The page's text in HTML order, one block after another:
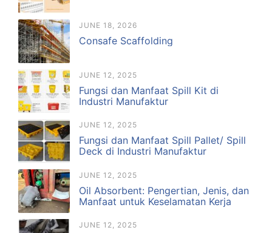
JUNE 18, 2026
Consafe Scaffolding
JUNE 12, 2025
Fungsi dan Manfaat Spill Kit di
Industri Manufaktur
JUNE 12, 2025
Fungsi dan Manfaat Spill Pallet/ Spill
Deck di Industri Manufaktur
JUNE 12, 2025
Oil Absorbent: Pengertian, Jenis, dan
Manfaat untuk Keselamatan Kerja
JUNE 12, 2025